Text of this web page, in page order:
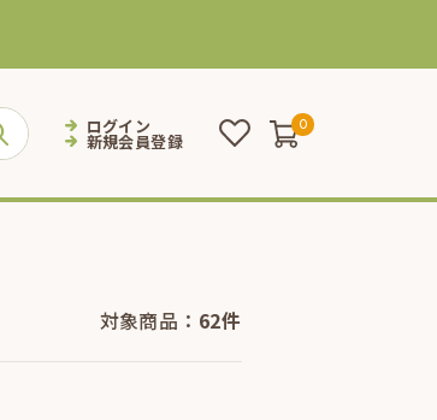
ログイン
新規会員登録
0
対象商品： 62件